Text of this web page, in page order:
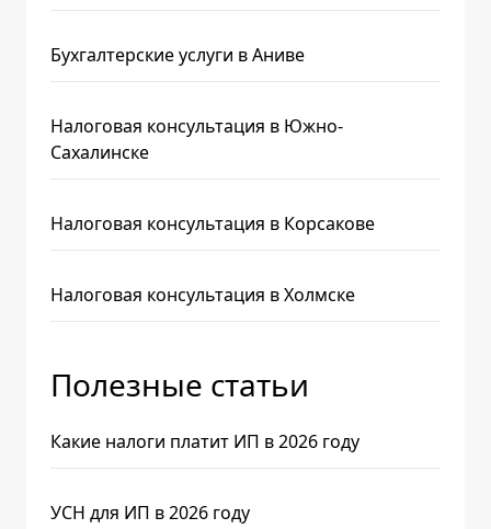
Бухгалтерские услуги в Аниве
Налоговая консультация в Южно-
Сахалинске
Налоговая консультация в Корсакове
Налоговая консультация в Холмске
Полезные статьи
Какие налоги платит ИП в 2026 году
УСН для ИП в 2026 году